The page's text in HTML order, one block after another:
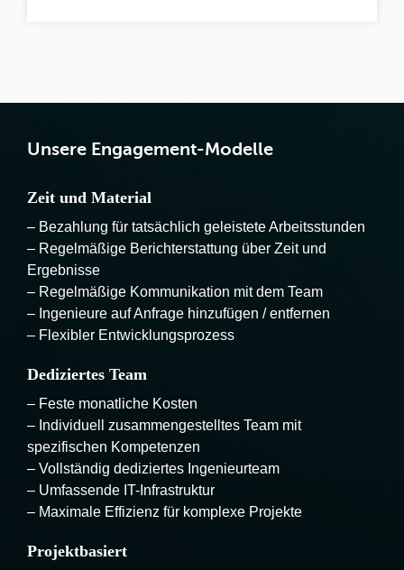
Unsere Engagement-Modelle
Zeit und Material
– Bezahlung für tatsächlich geleistete Arbeitsstunden
– Regelmäßige Berichterstattung über Zeit und
Ergebnisse
– Regelmäßige Kommunikation mit dem Team
– Ingenieure auf Anfrage hinzufügen / entfernen
– Flexibler Entwicklungsprozess
Dediziertes Team
– Feste monatliche Kosten
– Individuell zusammengestelltes Team mit
spezifischen Kompetenzen
– Vollständig dediziertes Ingenieurteam
– Umfassende IT-Infrastruktur
– Maximale Effizienz für komplexe Projekte
Projektbasiert